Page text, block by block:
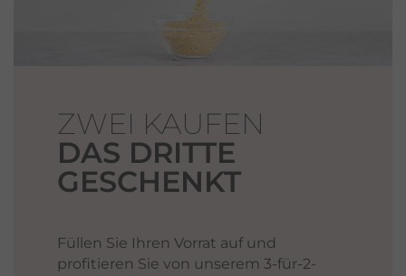
ZWEI KAUFEN
DAS DRITTE
GESCHENKT
Füllen Sie Ihren Vorrat auf und
profitieren Sie von unserem 3-für-2-